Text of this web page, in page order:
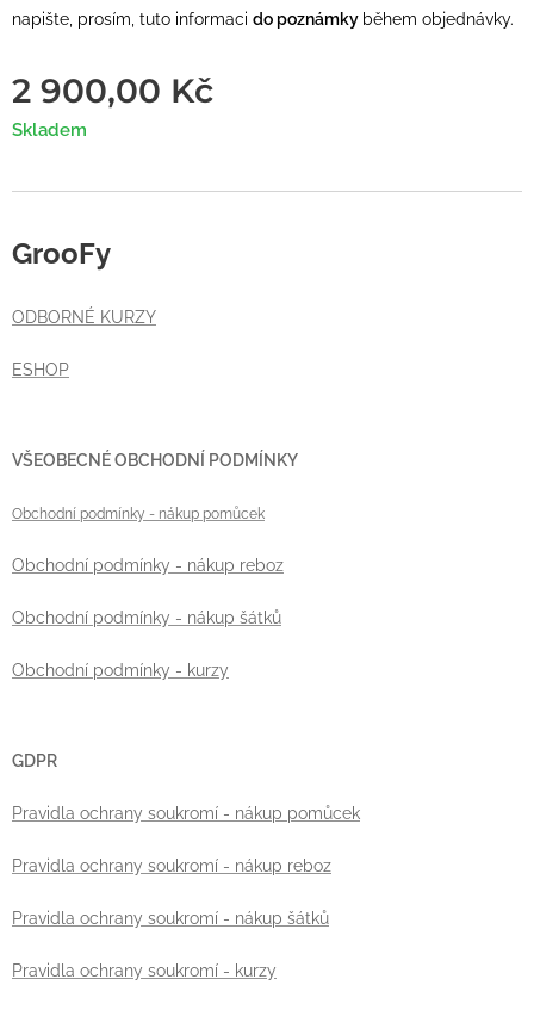
napište, prosím, tuto informaci do poznámky během objednávky.
2 900,00 Kč
Skladem
GrooFy
ODBORNÉ KURZY
ESHOP
VŠEOBECNÉ OBCHODNÍ PODMÍNKY
Obchodní podmínky - nákup pomůcek
Obchodní podmínky - nákup reboz
Obchodní podmínky - nákup šátků
Obchodní podmínky - kurzy
GDPR
Pravidla ochrany soukromí - nákup pomůcek
Pravidla ochrany soukromí - nákup reboz
Pravidla ochrany soukromí - nákup šátků
Pravidla ochrany soukromí - kurzy